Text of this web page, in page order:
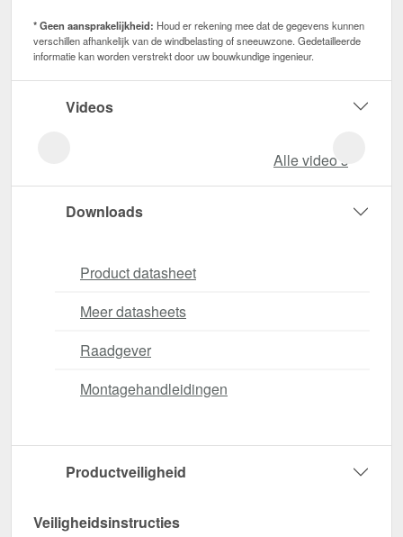
* Geen aansprakelijkheid: Houd er rekening mee dat de gegevens kunnen
verschillen afhankelijk van de windbelasting of sneeuwzone. Gedetailleerde
informatie kan worden verstrekt door uw bouwkundige ingenieur.
Videos
Alle video‘s
Downloads
Product datasheet
Meer datasheets
Raadgever
Montagehandleidingen
Productveiligheid
Veiligheidsinstructies